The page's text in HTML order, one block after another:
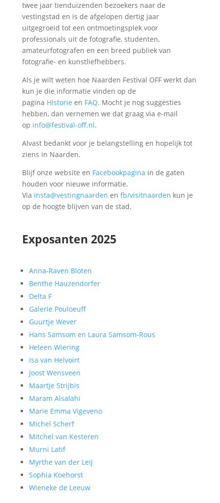
twee jaar tienduizenden bezoekers naar de
vestingstad en is de afgelopen dertig jaar
uitgegroeid tot een ontmoetingsplek voor
professionals uit de fotografie, studenten,
amateurfotografen en een breed publiek van
fotografie- en kunstliefhebbers.
Als je wilt weten hoe Naarden Festival OFF werkt dan
kun je die informatie vinden op de
pagina Historie en FAQ. Mocht je nog suggesties
hebben, dan vernemen we dat graag via e-mail
op info@festival-off.nl.
Alvast bedankt voor je belangstelling en hopelijk tot
ziens in Naarden.
Blijf onze website en Facebookpagina in de gaten
houden voor nieuwe informatie.
Via insta@vestingnaarden en fb/visitnaarden kun je
op de hoogte blijven van de stad.
Exposanten 2025
Anna-Raven Bloten
Benthe Hauzendorfer
Delta F
Galerie Pouloeuff
Guurtje Wever
Hans Samsom en Laura Samsom-Rous
Heleen Wiering
Isa van Helvoirt
Joost Wensveen
Maartje Strijbis
Maram Alsalahi
Marie Emma Vigeveno
Michel Scherf
Mitchel van Kesteren
Murni Latif
Myrthe van der Leij
Sophia Koehorst
Wieneke de Leeuw